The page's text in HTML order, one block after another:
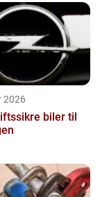
2026
biler til